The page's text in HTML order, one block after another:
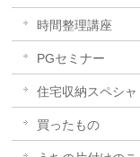
時間整理講座
PGセミナー
住宅収納スペシャ
買ったもの